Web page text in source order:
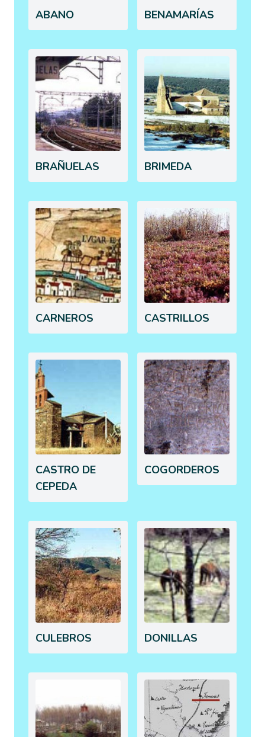
ABANO BENAMARÍAS
BRAÑUELAS BRIMEDA
CARNEROS CASTRILLOS
CASTRO DE
CEPEDA
COGORDEROS
CULEBROS DONILLAS